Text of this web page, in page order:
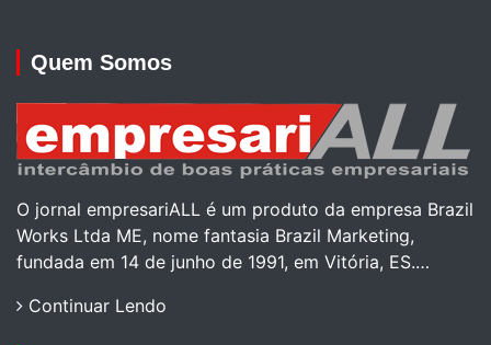
Quem Somos
O jornal empresariALL é um produto da empresa Brazil
Works Ltda ME, nome fantasia Brazil Marketing,
fundada em 14 de junho de 1991, em Vitória, ES.…
Continuar Lendo